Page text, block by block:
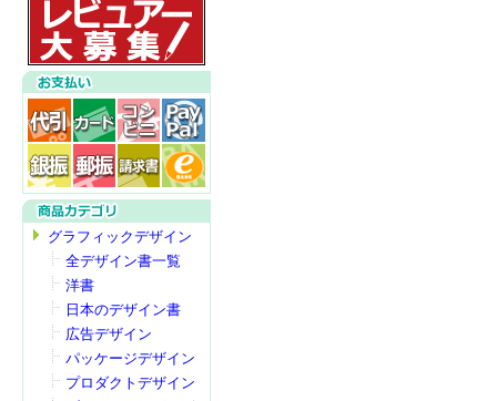
グラフィックデザイン
全デザイン書一覧
洋書
日本のデザイン書
広告デザイン
パッケージデザイン
プロダクトデザイン